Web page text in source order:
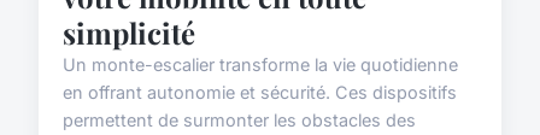
simplicité
Un monte-escalier transforme la vie quotidienne
en offrant autonomie et sécurité. Ces dispositifs
permettent de surmonter les obstacles des